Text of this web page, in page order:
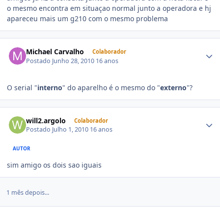
o mesmo encontra em situaçao normal junto a operadora e hj
apareceu mais um g210 com o mesmo problema
Michael Carvalho Colaborador
Postado Junho 28, 2010 16 anos
O serial "interno" do aparelho é o mesmo do "externo"?
will2.argolo Colaborador
Postado Julho 1, 2010 16 anos
AUTOR
sim amigo os dois sao iguais
1 mês depois...